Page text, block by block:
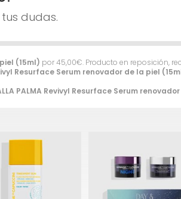
(15ml) por45,00€. Producto en reposición,
Resurface Serum renovador de la piel
PALMA Revivyl Resurface Serum
dudas.